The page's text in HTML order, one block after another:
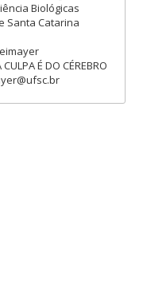
Biológicas
Santa Catarina
É DO CÉREBRO